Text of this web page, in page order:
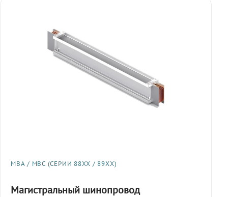
МВА / МВС (СЕРИИ 88XX / 89XX)
Магистральный шинопровод